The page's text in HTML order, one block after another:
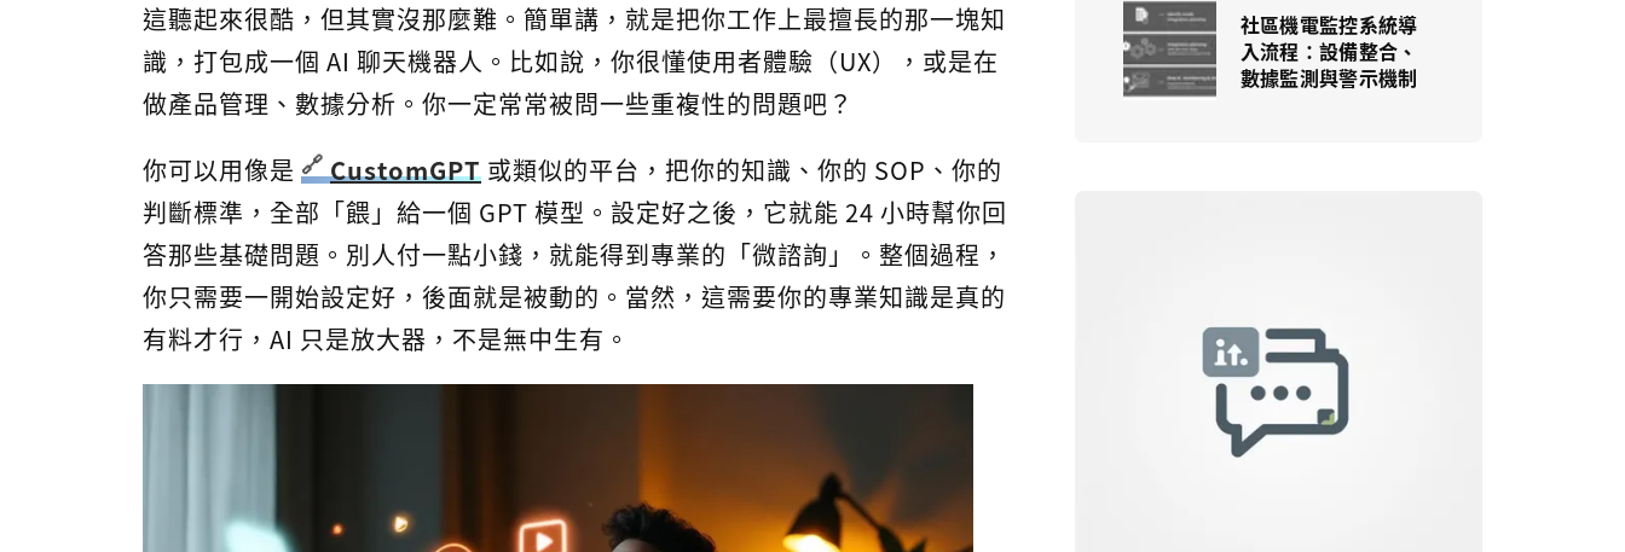
這聽起來很酷，但其實沒那麼難。簡單講，就是把你工作上最擅長的那一塊知
識，打包成一個 AI 聊天機器人。比如說，你很懂使用者體驗（UX），或是在
做產品管理、數據分析。你一定常常被問一些重複性的問題吧？
你可以用像是
CustomGPT 或類似的平台，把你的知識、你的 SOP、你的
判斷標準，全部「餵」給一個 GPT 模型。設定好之後，它就能 24 小時幫你回
答那些基礎問題。別人付一點小錢，就能得到專業的「微諮詢」。整個過程，
你只需要一開始設定好，後面就是被動的。當然，這需要你的專業知識是真的
有料才行，AI 只是放大器，不是無中生有。
社區機電監控系統導
入流程：設備整合、
數據監測與警示機制